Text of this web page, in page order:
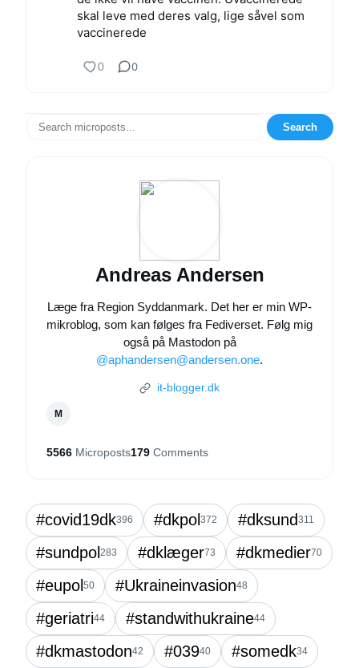
skal leve med deres valg, lige såvel som
vaccinerede
0 0
Search
Andreas Andersen
Læge fra Region Syddanmark. Det her er min WP-
mikroblog, som kan følges fra Fediverset. Følg mig
også på Mastodon på
@aphandersen@andersen.one.
it-blogger.dk
M
5566 Microposts179 Comments
#covid19dk396 #dkpol372 #dksund311
#sundpol283 #dklæger73 #dkmedier70
#eupol50 #Ukraineinvasion48
#geriatri44 #standwithukraine44
#dkmastodon42 #03940 #somedk34